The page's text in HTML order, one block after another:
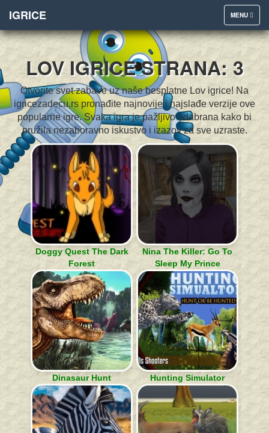
TOGGLE
NAVIGATION
MENU
IGRICE
LOV IGRICE STRANA: 3
Otvorite svet zabave uz naše besplatne Lov igrice! Na
igricezadecu.rs pronađite najnovije i najslađe verzije ove
popularne igre. Svaka igra je pažljivo odabrana kako bi
pružila nezaboravno iskustvo i izazov za sve uzraste.
Doggy Quest The Dark
Forest
Nina The Killer: Go To
Sleep My Prince
Dinasaur Hunt Hunting Simulator